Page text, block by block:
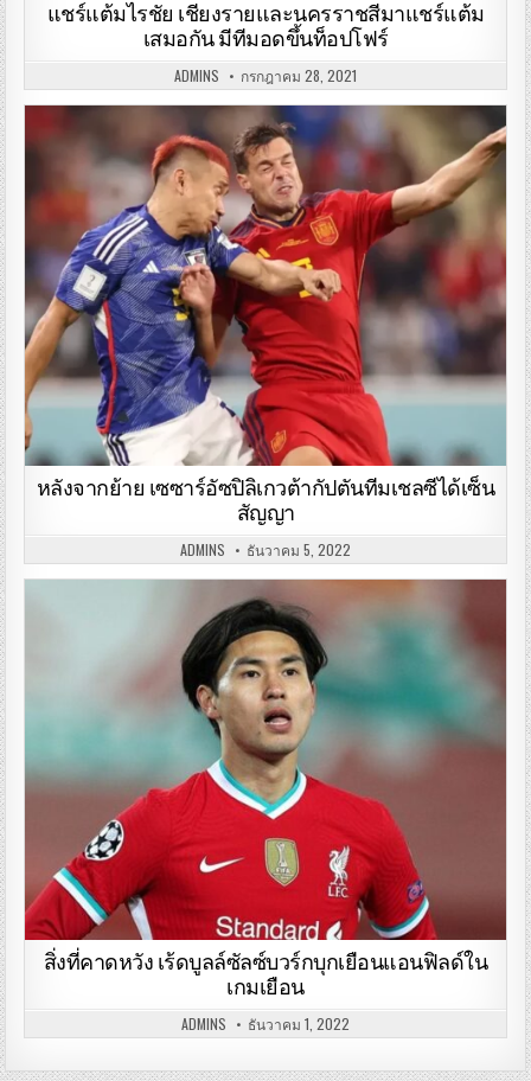
แชร์แต้มไรชัย เชียงรายและนครราชสีมาแชร์แต้ม
เสมอกัน มีทีมอดขึ้นท็อปโฟร์
ADMINS กรกฎาคม 28, 2021
หลังจากย้าย เซซาร์อัซปิลิเกวต้ากัปตันทีมเชลซีได้เซ็น
สัญญา
ADMINS ธันวาคม 5, 2022
สิ่งที่คาดหวัง เร้ดบูลล์ซัลซ์บวร์กบุกเยือนแอนฟิลด์ใน
เกมเยือน
ADMINS ธันวาคม 1, 2022